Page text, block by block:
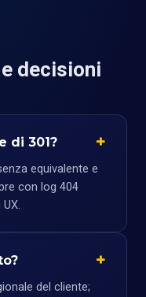
e decisioni
di 301?
equivalente e
con log 404
del cliente;